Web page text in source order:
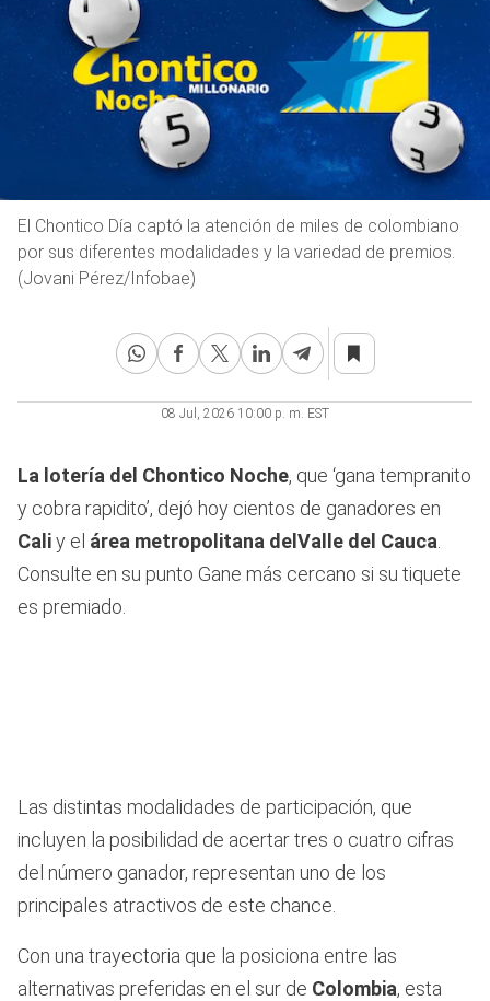
El Chontico Día captó la atención de miles de colombiano
por sus diferentes modalidades y la variedad de premios.
(Jovani Pérez/Infobae)
08 Jul, 2026 10:00 p. m. EST
La lotería del Chontico Noche, que ‘gana tempranito
y cobra rapidito’, dejó hoy cientos de ganadores en
Caliy el área metropolitana delValle del Cauca
Consulte en su punto Gane más cercano si su tiquete
es premiado.
Las distintas modalidades de participación, que
incluyen la posibilidad de acertar tres o cuatro cifras
del número ganador, representan uno de los
principales atractivos de este chance.
Con una trayectoria que la posiciona entre las
alternativas preferidas en el sur de Colombia, esta